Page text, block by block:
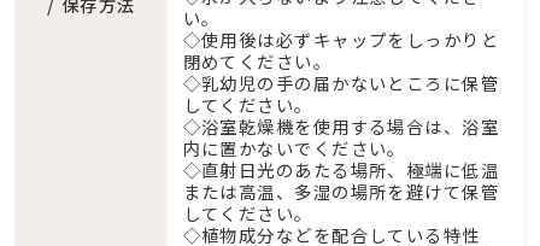
い。
◇使用後は必ずキャップをしっかりと
閉めてください。
◇乳幼児の手の届かないところに保管
してください。
◇浴室乾燥機を使用する場合は、浴室
内に置かないでください。
◇直射日光のあたる場所、極端に低温
または高温、多湿の場所を避けて保管
してください。
◇植物成分などを配合している特性